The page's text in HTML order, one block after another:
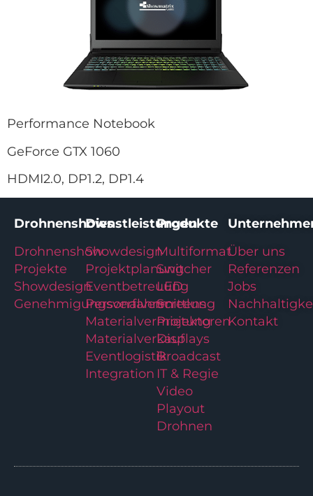
Performance Notebook
GeForce GTX 1060
HDMI2.0, DP1.2, DP1.4
Drohnenshows
Drohnenshow
Projekte
Showdesign
Genehmigungsverfahren
Dienstleistungen
Showdesign
Projektplanung
Eventbetreuung
Personalvermittlung
Materialvermietung
Materialverkauf
Eventlogistik
Integration
Produkte
Multiformat
Switcher
LED
Screens
Projektoren
Displays
Broadcast
IT & Regie
Video
Playout
Drohnen
Über uns
Referenzen
Jobs
Kontakt